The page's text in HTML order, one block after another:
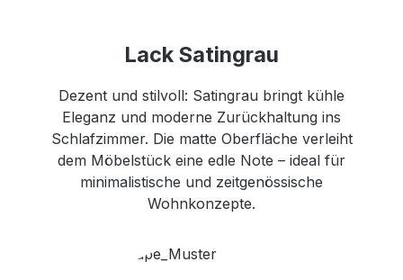
Lack Satingrau
Dezent und stilvoll: Satingrau bringt kühle
Eleganz und moderne Zurückhaltung ins
Schlafzimmer. Die matte Oberfläche verleiht
dem Möbelstück eine edle Note – ideal für
minimalistische und zeitgenössische
Wohnkonzepte.